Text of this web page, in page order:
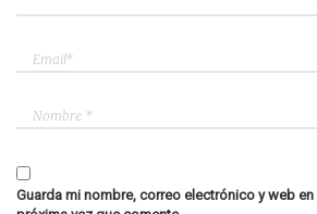
Guarda mi nombre, correo electrónico y web